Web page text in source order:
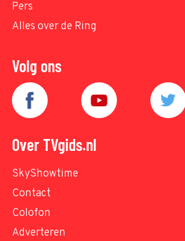
Pers
Alles over de Ring
Volg ons
Over TVgids.nl
SkyShowtime
Contact
Colofon
Adverteren